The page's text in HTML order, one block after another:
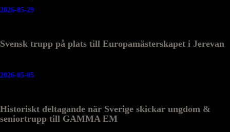
Svensk trupp på plats till Europamästerskapet i Jerevan
2026-05-29
Historiskt deltagande när Sverige skickar ungdom &
seniortrupp till GAMMA EM
2026-05-05